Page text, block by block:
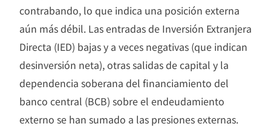
contrabando, lo que indica una posición externa
aún más débil. Las entradas de Inversión Extranjera
Directa (IED) bajas y a veces negativas (que indican
desinversión neta), otras salidas de capital y la
dependencia soberana del financiamiento del
banco central (BCB) sobre el endeudamiento
externo se han sumado a las presiones externas.